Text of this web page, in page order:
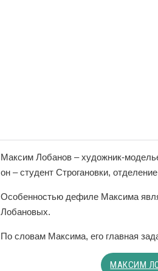
Максим Лобанов – художник-
он – студент Строгановки,
Особенностью дефиле Максима
Лобановых.
По словам Максима, его главная
МАКСИМ